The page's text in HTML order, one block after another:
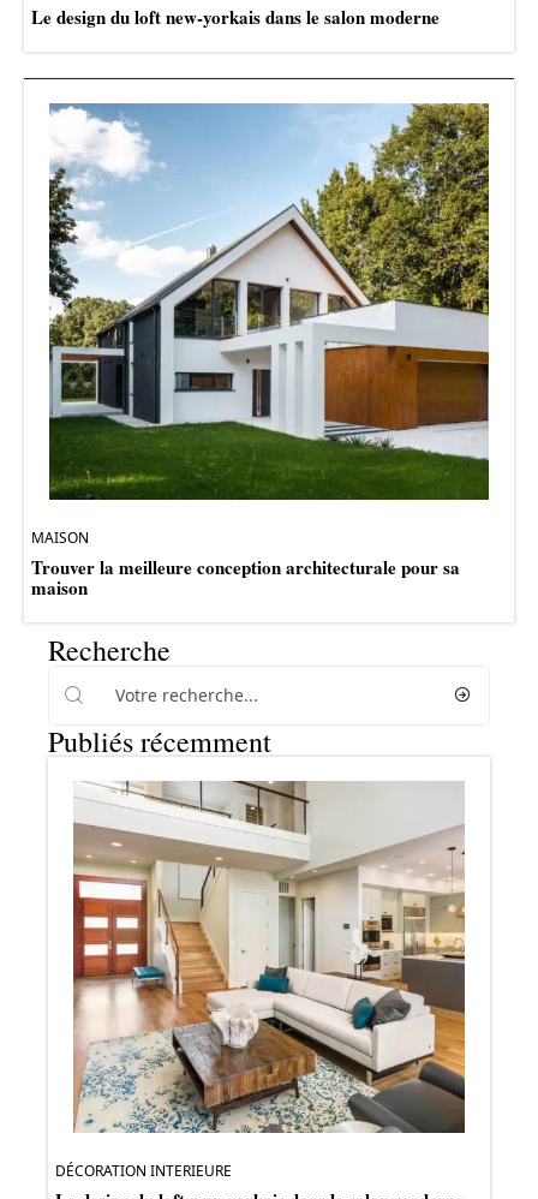
Le design du loft new-yorkais dans le salon moderne
MAISON
Trouver la meilleure conception architecturale pour sa
maison
Recherche
Publiés récemment
DÉCORATION INTERIEURE